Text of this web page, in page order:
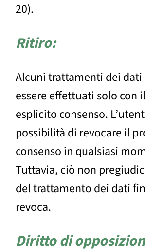
20).
Ritiro:
Alcuni trattamenti dei dati
essere effettuati solo con
esplicito consenso.
possibilità di revocare il
consenso in qualsiasi
Tuttavia, ciò non
del trattamento dei dati
revoca.
Diritto di